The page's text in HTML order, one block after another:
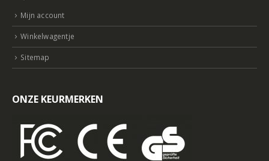
Mijn account
Winkelwagentje
Sitemap
ONZE KEURMERKEN